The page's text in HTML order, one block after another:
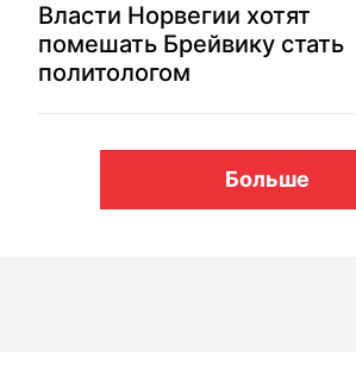
Власти Норвегии хотят
помешать Брейвику стать
политологом
Больше